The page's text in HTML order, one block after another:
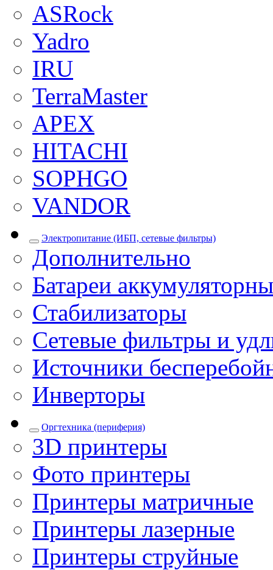
ASRock
Yadro
IRU
TerraMaster
APEX
HITACHI
SOPHGO
VANDOR
Электропитание (ИБП, сетевые фильтры)
Дополнительно
Батареи
Стабилизаторы
Сетевые фильтры и
Источники
Инверторы
Оргтехника (периферия)
3D принтеры
Фото принтеры
Принтеры матричные
Принтеры лазерные
Принтеры струйные